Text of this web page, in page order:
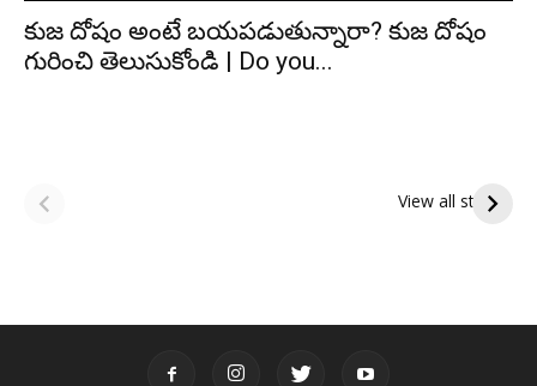
కుజ దోషం అంటే బయపడుతున్నారా? కుజ దోషం
గురించి తెలుసుకోండి | Do you...
View all stories
పితృదేవతల ఆశీర్వాదం
ఇంద్రకీలాద్రి గిరి ప్రదక్షిణ